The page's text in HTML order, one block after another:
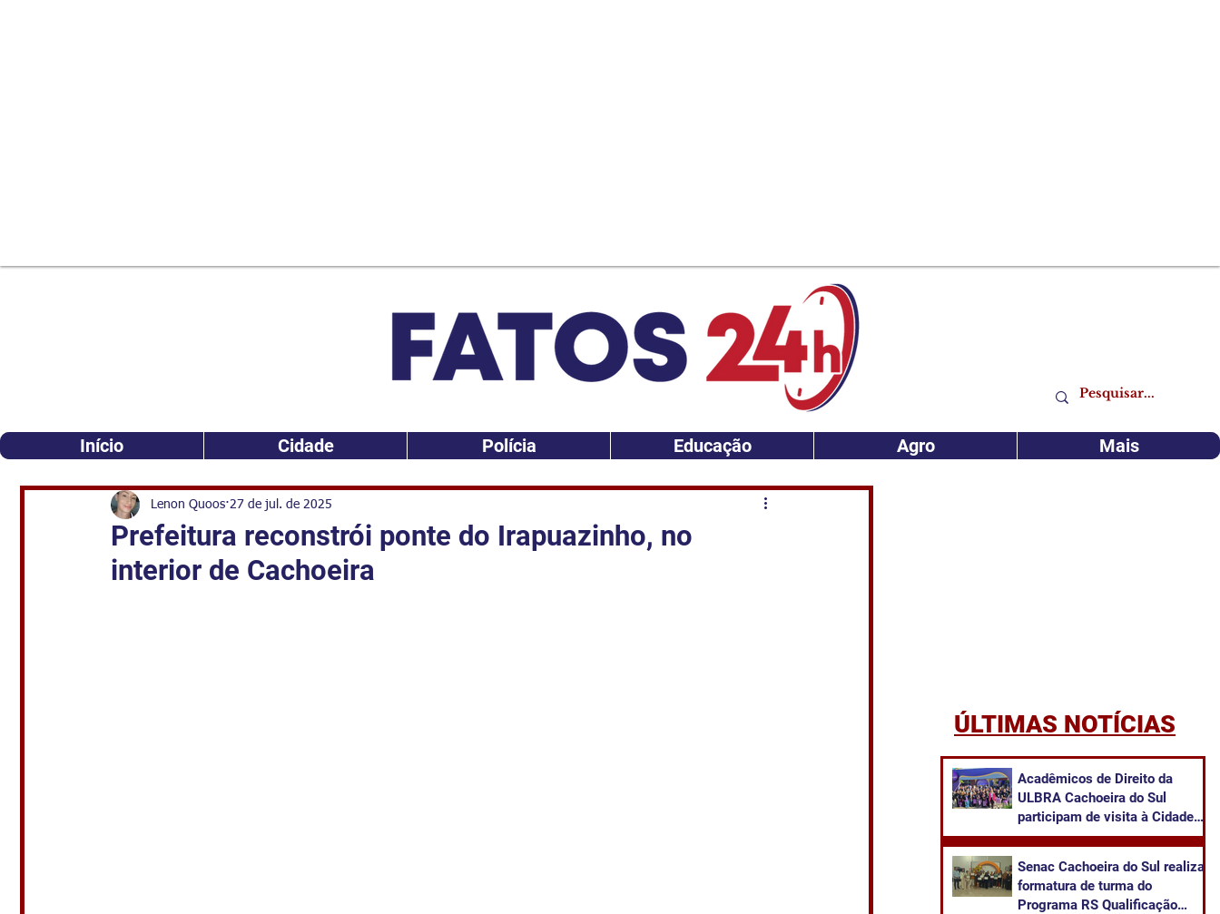
Início Cidade Polícia Educação Agro Mais
Prefeitura reconstrói ponte do Irapuazinho, no
interior de Cachoeira
Lenon Quoos 27 de jul. de 2025
ÚLTIMAS NOTÍCIAS
Acadêmicos de Direito da
ULBRA Cachoeira do Sul
participam de visita à Cidade
da Advocacia
Senac Cachoeira do Sul realiza
formatura de turma do
Programa RS Qualificação